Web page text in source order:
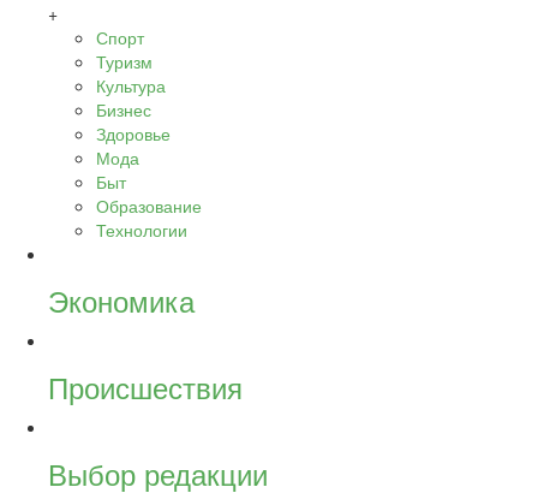
+
Спорт
Туризм
Культура
Бизнес
Здоровье
Мода
Быт
Образование
Технологии
Экономика
Происшествия
Выбор редакции